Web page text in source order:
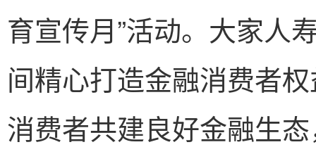
育宣传月”活动。大家人
间精心打造金融消费者
消费者共建良好金融生